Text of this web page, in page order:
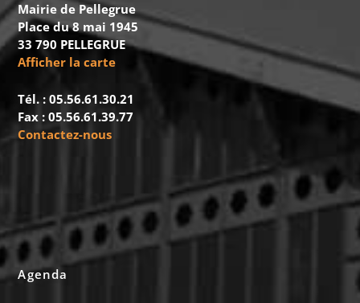
Mairie de Pellegrue
Place du 8 mai 1945
33 790 PELLEGRUE
Afficher la carte
Tél. : 05.56.61.30.21
Fax : 05.56.61.39.77
Contactez-nous
Agenda